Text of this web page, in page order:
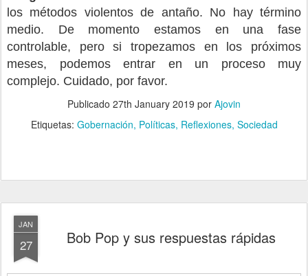
los métodos violentos de antaño. No hay término
medio. De momento estamos en una fase
controlable, pero si tropezamos en los próximos
meses, podemos entrar en un proceso muy
complejo. Cuidado, por favor.
Publicado 27th January 2019 por Ajovin
Etiquetas: Gobernación Políticas Reflexiones Sociedad
JAN
27 Bob Pop y sus respuestas rápidas